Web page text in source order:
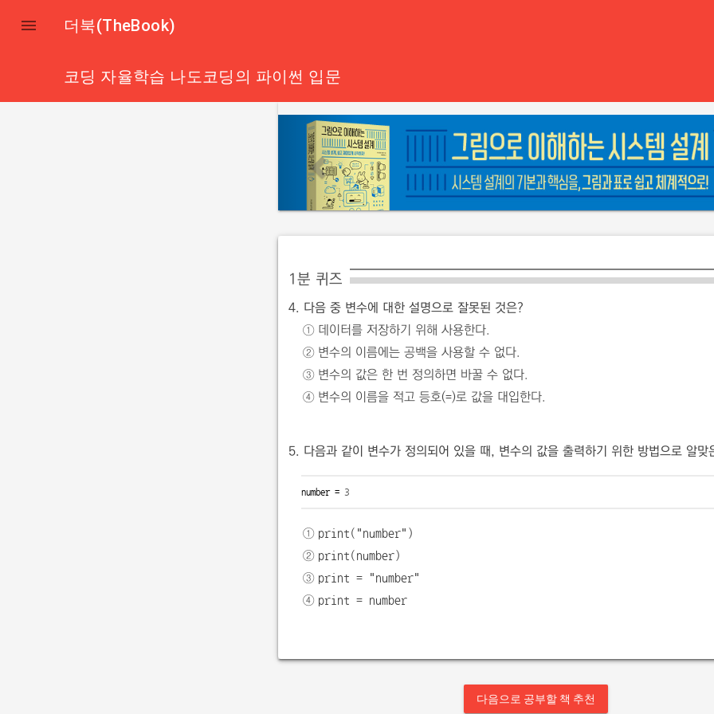
 더북(TheBook)
코딩 자율학습 나도코딩의 파이썬 입문
p
r
e
v
i
o
s
1분 퀴즈
4. 다음 중 변수에 대한 설명으로 잘못된 것은?
① 데이터를 저장하기 위해 사용한다.
② 변수의 이름에는 공백을 사용할 수 없다.
③ 변수의 값은 한 번 정의하면 바꿀 수 없다.
④ 변수의 이름을 적고 등호(=)로 값을 대입한다.
5. 다음과 같이 변수가 정의되어 있을 때, 변수의 값을 출력하기 위한 방법으로 알맞
number = 3
① print("number")
② print(number)
③ print = "number"
④ print = number
다음으로 공부할 책 추천